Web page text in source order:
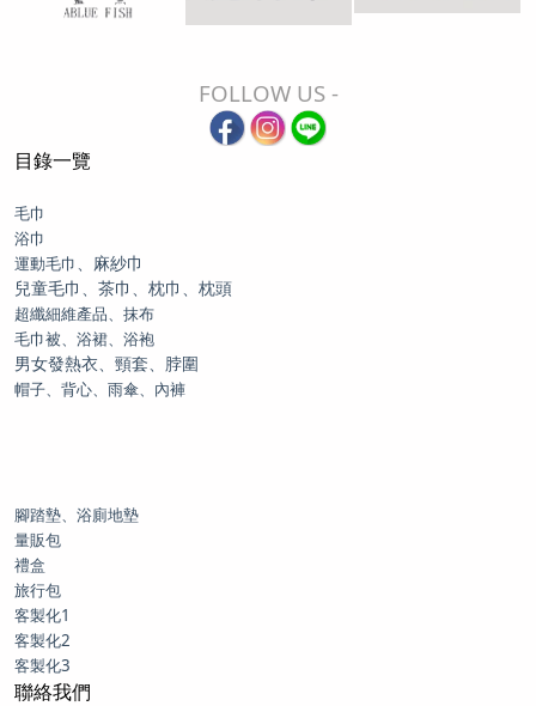
FOLLOW US -
目錄一覽
毛巾
浴巾
運動毛巾
、麻紗巾
兒童毛巾、茶巾、枕巾、枕頭
超纖細維產品、抹布
毛巾被、浴裙、浴袍
男女發熱衣、頸套、脖圍
帽子、背心、雨傘、內褲
腳踏墊、浴廁地墊
量販包
禮盒
旅行包
客製化1
客製化2
客製化3
聯絡我們